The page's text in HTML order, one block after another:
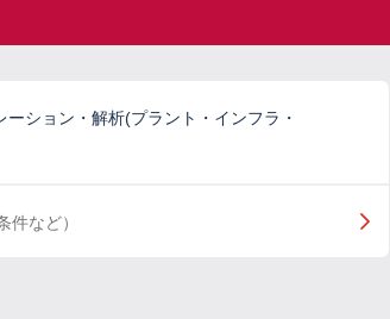
ション・解析(プラント・インフラ・
件など）